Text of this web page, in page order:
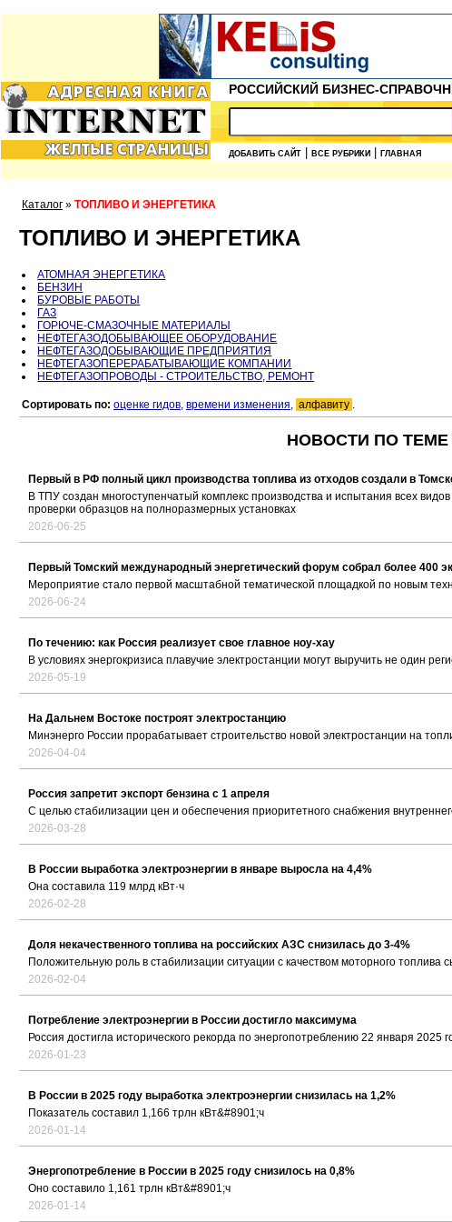
РОССИЙСКИЙ БИЗНЕС-
ДОБАВИТЬ САЙТ ВСЕ РУБРИКИ ГЛАВНАЯ
Каталог » ТОПЛИВО И ЭНЕРГЕТИКА
ТОПЛИВО И ЭНЕРГЕТИКА
АТОМНАЯ ЭНЕРГЕТИКА
БЕНЗИН
БУРОВЫЕ РАБОТЫ
ГАЗ
ГОРЮЧЕ-СМАЗОЧНЫЕ МАТЕРИАЛЫ
НЕФТЕГАЗОДОБЫВАЮЩЕЕ ОБОРУДОВАНИЕ
НЕФТЕГАЗОДОБЫВАЮЩИЕ ПРЕДПРИЯТИЯ
НЕФТЕГАЗОПЕРЕРАБАТЫВАЮЩИЕ КОМПАНИИ
НЕФТЕГАЗОПРОВОДЫ - СТРОИТЕЛЬСТВО, РЕМОНТ
Сортировать по: оценке гидов, времени изменения, алфавиту .
НОВОСТИ ПО
Первый в РФ полный цикл производства топлива из отходов создали в
В ТПУ создан многоступенчатый комплекс производства и испытания всех
проверки образцов на полноразмерных установках
2026-06-25
Первый Томский международный энергетический форум собрал более 400
Мероприятие стало первой масштабной тематической площадкой по новым
2026-06-24
По течению: как Россия реализует свое главное ноу-хау
В условиях энергокризиса плавучие электростанции могут выручить не один
2026-05-19
На Дальнем Востоке построят электростанцию
Минэнерго России прорабатывает строительство новой электростанции на
2026-04-04
Россия запретит экспорт бензина с 1 апреля
С целью стабилизации цен и обеспечения приоритетного снабжения
2026-03-28
В России выработка электроэнергии в январе выросла на 4,4%
Она составила 119 млрд кВт·ч
2026-02-28
Доля некачественного топлива на российских АЗС снизилась до 3-4%
Положительную роль в стабилизации ситуации с качеством моторного
2026-02-04
Потребление электроэнергии в России достигло максимума
Россия достигла исторического рекорда по энергопотреблению 22 января 2025
2026-01-23
В России в 2025 году выработка электроэнергии снизилась на 1,2%
Показатель составил 1,166 трлн кВт&#8901;ч
2026-01-14
Энергопотребление в России в 2025 году снизилось на 0,8%
Оно составило 1,161 трлн кВт&#8901;ч
2026-01-14